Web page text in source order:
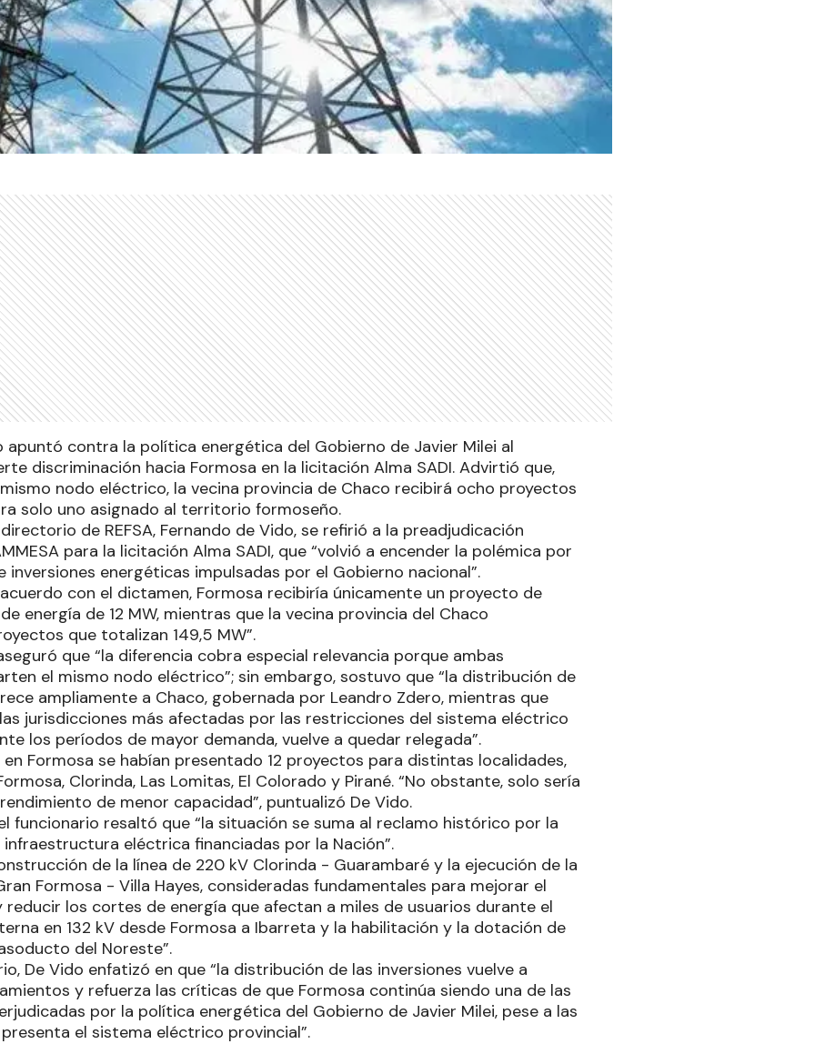
apuntó contra la política energética del Gobierno de Javier Milei al
discriminación hacia Formosa en la licitación Alma SADI. Advirtió que,
nodo eléctrico, la vecina provincia de Chaco recibirá ocho proyectos
solo uno asignado al territorio formoseño.
de REFSA, Fernando de Vido, se refirió a la preadjudicación
para la licitación Alma SADI, que “volvió a encender la polémica por
inversiones energéticas impulsadas por el Gobierno nacional”.
con el dictamen, Formosa recibiría únicamente un proyecto de
energía de 12 MW, mientras que la vecina provincia del Chaco
que totalizan 149,5 MW”.
que “la diferencia cobra especial relevancia porque ambas
el mismo nodo eléctrico”; sin embargo, sostuvo que “la distribución de
ampliamente a Chaco, gobernada por Leandro Zdero, mientras que
jurisdicciones más afectadas por las restricciones del sistema eléctrico
los períodos de mayor demanda, vuelve a quedar relegada”.
en Formosa se habían presentado 12 proyectos para distintas localidades,
Clorinda, Las Lomitas, El Colorado y Pirané. “No obstante, solo sería
de menor capacidad”, puntualizó De Vido.
funcionario resaltó que “la situación se suma al reclamo histórico por la
eléctrica financiadas por la Nación”.
de la línea de 220 kV Clorinda - Guarambaré y la ejecución de la
Formosa - Villa Hayes, consideradas fundamentales para mejorar el
los cortes de energía que afectan a miles de usuarios durante el
en 132 kV desde Formosa a Ibarreta y la habilitación y la dotación de
del Noreste”.
De Vido enfatizó en que “la distribución de las inversiones vuelve a
y refuerza las críticas de que Formosa continúa siendo una de las
por la política energética del Gobierno de Javier Milei, pese a las
el sistema eléctrico provincial”.